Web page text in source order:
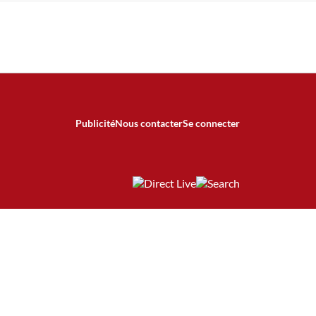
PublicitéNous contacterSe connecter